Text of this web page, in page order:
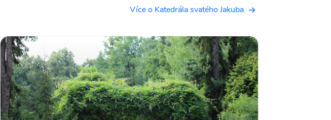
Více o Katedrála svatého Jakuba